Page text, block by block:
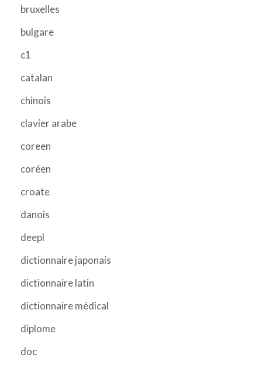
bruxelles
bulgare
c1
catalan
chinois
clavier arabe
coreen
coréen
croate
danois
deepl
dictionnaire japonais
dictionnaire latin
dictionnaire médical
diplome
doc